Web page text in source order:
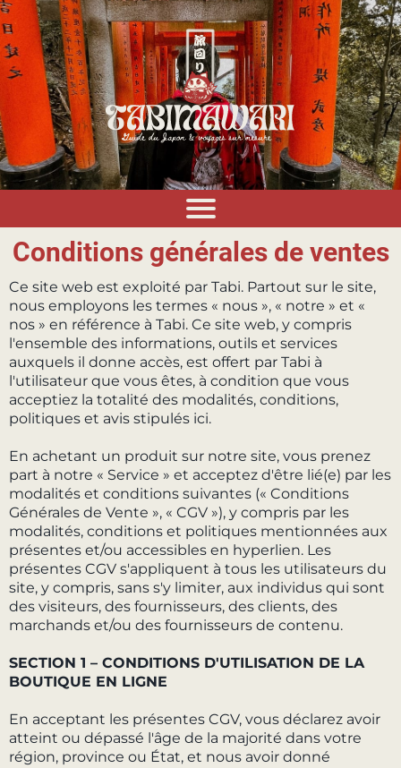
Conditions générales de ventes
Ce site web est exploité par Tabi. Partout sur le site,
nous employons les termes « nous », « notre » et «
nos » en référence à Tabi. Ce site web, y compris
l'ensemble des informations, outils et services
auxquels il donne accès, est offert par Tabi à
l'utilisateur que vous êtes, à condition que vous
acceptiez la totalité des modalités, conditions,
politiques et avis stipulés ici.
En achetant un produit sur notre site, vous prenez
part à notre « Service » et acceptez d'être lié(e) par les
modalités et conditions suivantes (« Conditions
Générales de Vente », « CGV »), y compris par les
modalités, conditions et politiques mentionnées aux
présentes et/ou accessibles en hyperlien. Les
présentes CGV s'appliquent à tous les utilisateurs du
site, y compris, sans s'y limiter, aux individus qui sont
des visiteurs, des fournisseurs, des clients, des
marchands et/ou des fournisseurs de contenu.
SECTION 1 – CONDITIONS D'UTILISATION DE LA
BOUTIQUE EN LIGNE
En acceptant les présentes CGV, vous déclarez avoir
atteint ou dépassé l'âge de la majorité dans votre
région, province ou État, et nous avoir donné